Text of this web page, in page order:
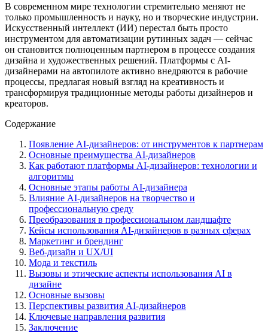
В современном мире технологии стремительно меняют не
только промышленность и науку, но и творческие индустрии.
Искусственный интеллект (ИИ) перестал быть просто
инструментом для автоматизации рутинных задач — сейчас
он становится полноценным партнером в процессе создания
дизайна и художественных решений. Платформы с AI-
дизайнерами на автопилоте активно внедряются в рабочие
процессы, предлагая новый взгляд на креативность и
трансформируя традиционные методы работы дизайнеров и
креаторов.
Содержание
Появление AI-дизайнеров: от инструментов к партнерам
Основные преимущества AI-дизайнеров
Как работают платформы AI-дизайнеров: технологии и
алгоритмы
Основные этапы работы AI-дизайнера
Влияние AI-дизайнеров на творчество и
профессиональную среду
Преобразования в профессиональном ландшафте
Кейсы использования AI-дизайнеров в разных сферах
Маркетинг и брендинг
Веб-дизайн и UX/UI
Мода и текстиль
Вызовы и этические аспекты использования AI в
дизайне
Основные вызовы
Перспективы развития AI-дизайнеров
Ключевые направления развития
Заключение